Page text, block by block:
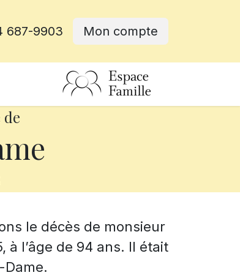
687-9903 Mon compte
le décès de monsieur
à l’âge de 94 ans. Il était
Dame.